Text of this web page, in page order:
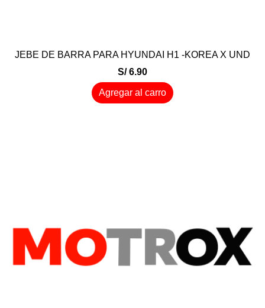
JEBE DE BARRA PARA HYUNDAI H1 -KOREA X UND
S/ 6.90
Agregar al carro